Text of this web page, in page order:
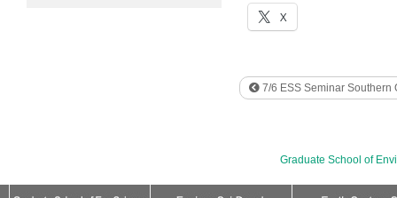
X
7/6 ESS Seminar Southern
Graduate School of